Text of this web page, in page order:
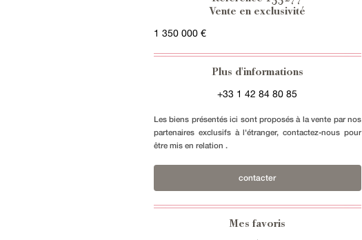
Vente en exclusivité
1 350 000 €
Plus d'informations
+33 1 42 84 80 85
Les biens présentés ici sont proposés à la vente par nos
partenaires exclusifs à l'étranger, contactez-nous pour
être mis en relation .
contacter
Mes favoris